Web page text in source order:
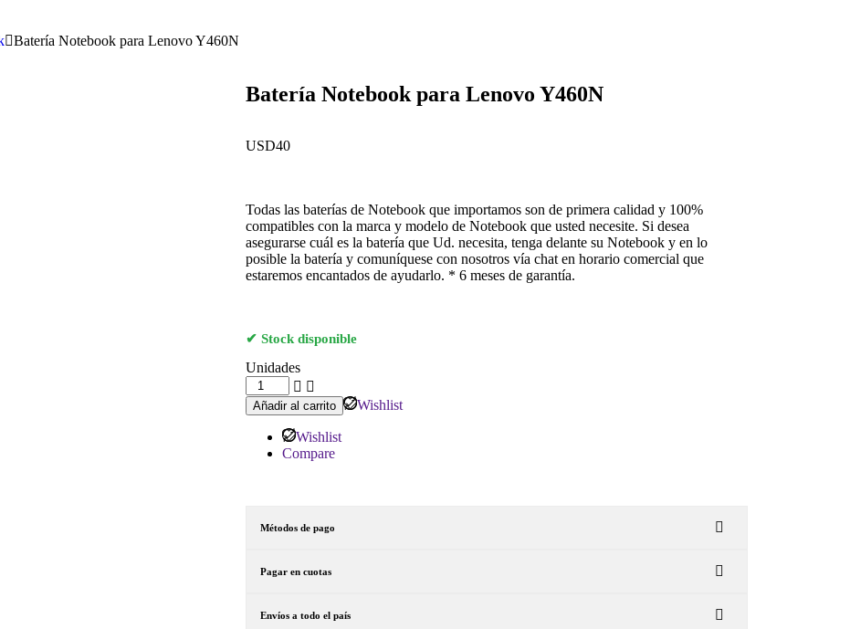
Batería Notebook para Lenovo Y460N
Batería Notebook para Lenovo Y460N
USD40
Todas las baterías de Notebook que importamos son de primera calidad y 100%
compatibles con la marca y modelo de Notebook que usted necesite. Si desea
asegurarse cuál es la batería que Ud. necesita, tenga delante su Notebook y en lo
posible la batería y comuníquese con nosotros vía chat en horario comercial que
estaremos encantados de ayudarlo. * 6 meses de garantía.
Stock disponible
Unidades
Wishlist
Añadir al carrito
Wishlist
Compare
Métodos de pago
Pagar en cuotas
Envíos a todo el país